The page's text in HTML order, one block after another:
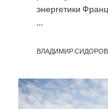
энергетики
…
ВЛАДИМИР